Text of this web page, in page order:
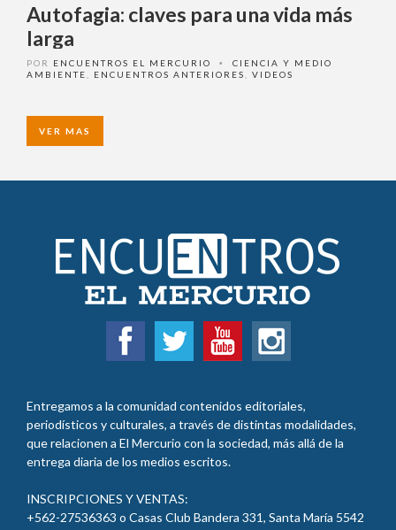
Autofagia: claves para una vida más
larga
POR ENCUENTROS EL MERCURIO •
CIENCIA Y MEDIO
AMBIENTE
ENCUENTROS ANTERIORES VIDEOS
VER MAS
Entregamos a la comunidad contenidos editoriales,
periodísticos y culturales, a través de distintas modalidades,
que relacionen a El Mercurio con la sociedad, más allá de la
entrega diaria de los medios escritos.
INSCRIPCIONES Y VENTAS:
+562-27536363 o Casas Club Bandera 331, Santa María 5542